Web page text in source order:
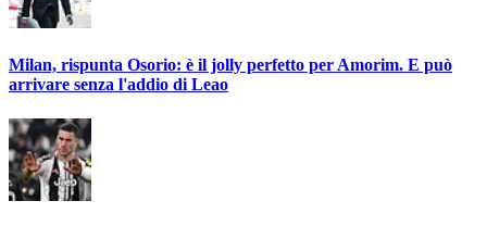
Milan, rispunta Osorio: è il jolly perfetto per Amorim. E può
arrivare senza l'addio di Leao